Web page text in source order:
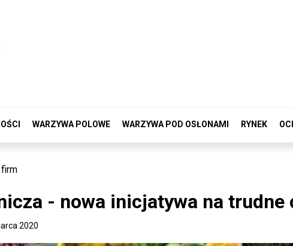
WARZYWA POLOWE WARZYWA POD OSŁONAMI RYNEK
- nowa inicjatywa na trudne
2020